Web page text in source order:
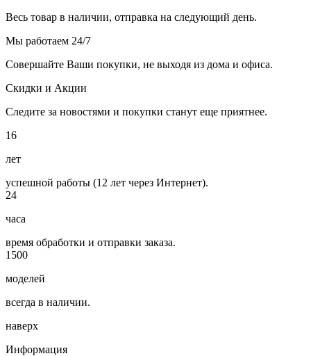
Весь товар в наличии, отправка на следующий день.
Мы работаем 24/7
Совершайте Ваши покупки, не выходя из дома и офиса.
Скидки и Акции
Следите за новостями и покупки станут еще приятнее.
16
лет
успешной работы (12 лет через Интернет).
24
часа
время обработки и отправки заказа.
1500
моделей
всегда в наличии.
наверх
Информация